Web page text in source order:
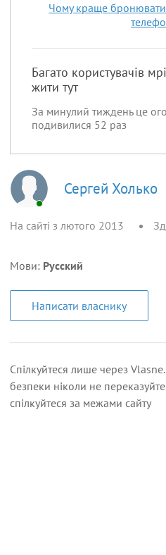
Чому краще
Багато користувачів
жити тут
За минулий тиждень це
подивилися 52 раз
Сергей Холько
На сайті з лютого 2013
Мови: Русский
Написати власнику
Спілкуйтеся лише через
безпеки ніколи не
спілкуйтеся за межами сайту